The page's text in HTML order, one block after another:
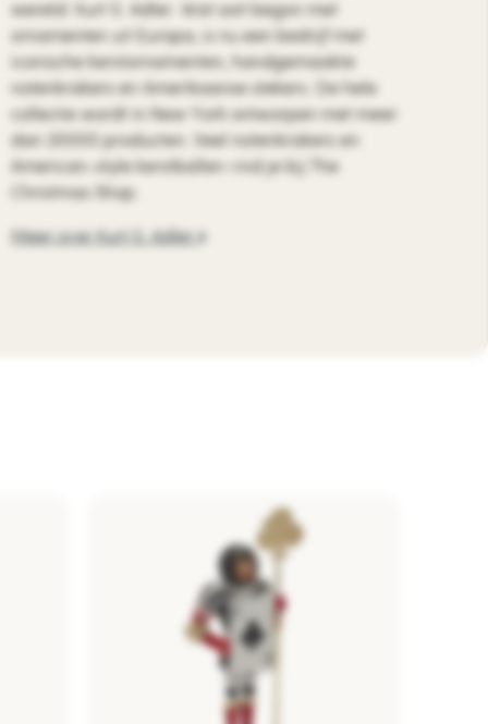
wereld: Kurt S. Adler. Wat ooit begon met
ornamenten uit Europa, is nu een bedrijf met
iconische kerstornamenten, handgemaakte
notenkrakers en Amerikaanse stekers. De hele
collectie wordt in New York ontworpen met meer
dan 20000 producten. Veel notenkrakers en
American-style kerstballen vind je bij The
Christmas Shop.
Meer over Kurt S. Adler